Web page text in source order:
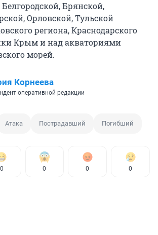
Брянской,
Орловской, Тульской
региона, Краснодарского
Крым и над акваториями
морей.
Корнеева
оперативной редакции
Атака Пострадавший Погибший
0 0 0 0